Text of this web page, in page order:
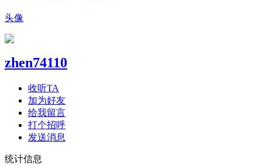
头像
zhen74110
收听TA
加为好友
给我留言
打个招呼
发送消息
统计信息